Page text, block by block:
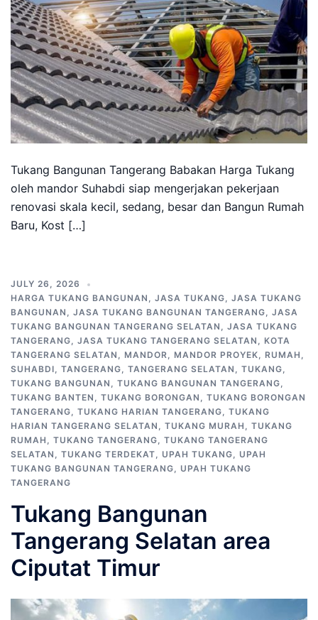
Tukang Bangunan Tangerang Babakan Harga Tukang
oleh mandor Suhabdi siap mengerjakan pekerjaan
renovasi skala kecil, sedang, besar dan Bangun Rumah
Baru, Kost […]
JULY 26, 2026
HARGA TUKANG BANGUNAN , JASA TUKANG, JASA TUKANG
BANGUNAN , JASA TUKANG BANGUNAN TANGERANG, JASA
TUKANG BANGUNAN TANGERANG SELATAN , JASA TUKANG
TANGERANG, JASA TUKANG TANGERANG SELATAN , KOTA
TANGERANG SELATAN , MANDOR, MANDOR PROYEK, RUMAH ,
SUHABDI, TANGERANG, TANGERANG SELATAN , TUKANG,
TUKANG BANGUNAN , TUKANG BANGUNAN TANGERANG,
TUKANG BANTEN , TUKANG BORONGAN , TUKANG BORONGAN
TANGERANG, TUKANG HARIAN TANGERANG, TUKANG
HARIAN TANGERANG SELATAN , TUKANG MURAH , TUKANG
RUMAH , TUKANG TANGERANG, TUKANG TANGERANG
SELATAN , TUKANG TERDEKAT, UPAH TUKANG, UPAH
TUKANG BANGUNAN TANGERANG, UPAH TUKANG
TANGERANG
Tukang Bangunan
Tangerang Selatan area
Ciputat Timur